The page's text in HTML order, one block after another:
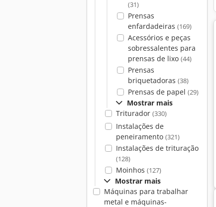
(31)
Prensas
enfardadeiras (169)
Acessórios e peças
sobressalentes para
prensas de lixo (44)
Prensas
briquetadoras (38)
Prensas de papel (29)
Mostrar mais
Triturador (330)
Instalações de
peneiramento (321)
Instalações de trituração
(128)
Moinhos (127)
Mostrar mais
Máquinas para trabalhar
metal e máquinas-